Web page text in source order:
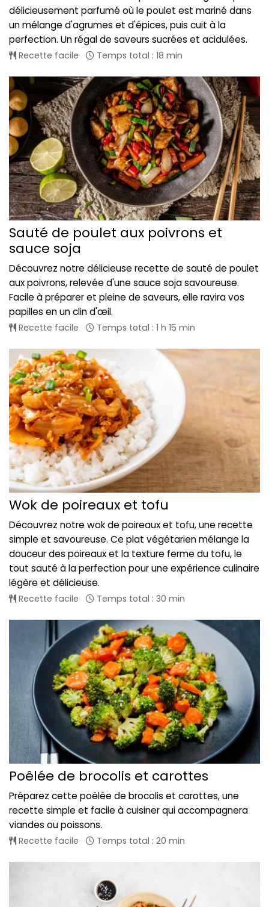
délicieusement parfumé où le poulet est mariné dans
un mélange d'agrumes et d'épices, puis cuit à la
perfection. Un régal de saveurs sucrées et acidulées.
Recette facile Temps total : 18 min
Sauté de poulet aux poivrons et
sauce soja
Découvrez notre délicieuse recette de sauté de poulet
aux poivrons, relevée d'une sauce soja savoureuse.
Facile à préparer et pleine de saveurs, elle ravira vos
papilles en un clin d'œil.
Recette facile Temps total : 1 h 15 min
Wok de poireaux et tofu
Découvrez notre wok de poireaux et tofu, une recette
simple et savoureuse. Ce plat végétarien mélange la
douceur des poireaux et la texture ferme du tofu, le
tout sauté à la perfection pour une expérience culinaire
légère et délicieuse.
Recette facile Temps total : 30 min
Poêlée de brocolis et carottes
Préparez cette poêlée de brocolis et carottes, une
recette simple et facile à cuisiner qui accompagnera
viandes ou poissons.
Recette facile Temps total : 20 min